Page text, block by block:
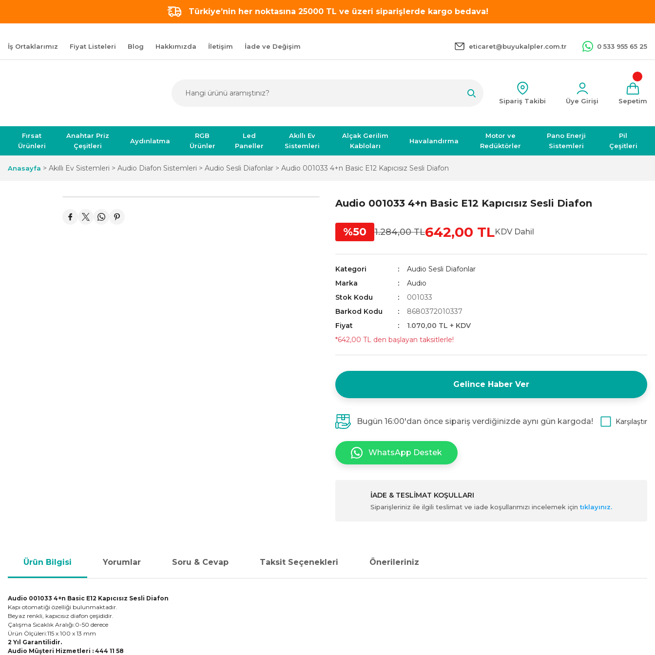
Türkiye’nin her noktasına 25000 TL ve üzeri siparişlerde kargo bedava!
İş Ortaklarımız Fiyat Listeleri Blog Hakkımızda İletişim İade ve Değişim eticaret@buyukalpler.com.tr 0 533 955 65 25
Sipariş Takibi Üye Girişi Sepetim
Fırsat
Ürünleri
Anahtar Priz
Çeşitleri
Aydınlatma
RGB
Ürünler
Led
Paneller
Akıllı Ev
Sistemleri
Alçak Gerilim
Kabloları
Havalandırma
Motor ve
Redüktörler
Pano Enerji
Sistemleri
Pil
Çeşitleri
Anasayfa Akıllı Ev Sistemleri Audio Diafon Sistemleri Audio Sesli Diafonlar Audio 001033 4+n Basic E12 Kapıcısız Sesli Diafon
Audio 001033 4+n Basic E12 Kapıcısız Sesli Diafon
%50 1.284,00 TL642,00 TLKDV Dahil
Kategori
Audio Sesli Diafonlar
Marka
Audıo
Stok Kodu
001033
Barkod Kodu
8680372010337
Fiyat
1.070,00 TL + KDV
*642,00 TL den başlayan taksitlerle!
Gelince Haber Ver
Bugün 16:00'dan önce sipariş verdiğinizde aynı gün kargoda! Karşılaştır
WhatsApp Destek
İADE & TESLİMAT KOŞULLARI
Siparişleriniz ile ilgili teslimat ve iade koşullarımızı incelemek içintıklayınız.
Ürün Bilgisi Yorumlar Soru & Cevap Taksit Seçenekleri Önerileriniz
Audio 001033 4+n Basic E12 Kapıcısız Sesli Diafon
Kapı otomatiği özelliği bulunmaktadır.
Beyaz renkli, kapıcısız diafon çeşididir.
Çalışma Sıcaklık Aralığı:0-50 derece
Ürün Ölçüleri:115 x 100 x 13 mm
2 Yıl Garantilidir.
Audio Müşteri Hizmetleri : 444 11 58